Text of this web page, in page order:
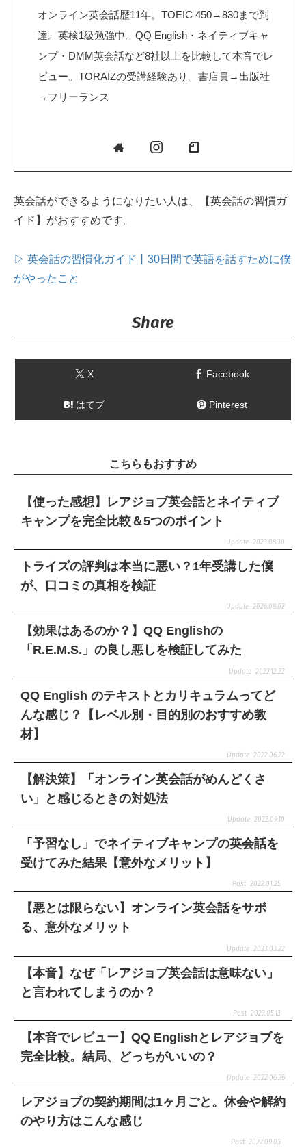
オンライン英会話歴11年。TOEIC 450→830まで到
達。英検1級勉強中。QQ English・ネイティブキャ
ンプ・DMM英会話など8社以上を比較して本音でレ
ビュー。TORAIZの受講経験あり。書店員→出版社
→フリーランス
英会話ができるようになりたい人は、【英会話の習慣ガ
イド】がおすすめです。
▷ 英会話の習慣化ガイド丨30日間で英語を話すために僕
がやったこと
Share
X Facebook
はてブ Pinterest
こちらもおすすめ
【使った感想】レアジョブ英会話とネイティブ
キャンプを完全比較＆5つのポイント
2023.08.30
トライズの評判は本当に悪い？1年受講した僕
が、口コミの真相を検証
2026.08.02
【効果はあるのか？】QQ Englishの
「R.E.M.S.」の良し悪しを検証してみた
2022.12.22
QQ English のテキストとカリキュラムってど
んな感じ？【レベル別・目的別のおすすめ教
材】
2022.06.22
【解決策】「オンライン英会話がめんどくさ
い」と感じるときの対処法
2022.09.10
「予習なし」でネイティブキャンプの英会話を
受けてみた結果【意外なメリット】
2022.01.25
【悪とは限らない】オンライン英会話をサボ
る、意外なメリット
2023.03.22
【本音】なぜ「レアジョブ英会話は意味ない」
と言われてしまうのか？
2023.05.13
【本音でレビュー】QQ Englishとレアジョブを
完全比較。結局、どっちがいいの？
2022.06.26
レアジョブの契約期間は1ヶ月ごと。休会や解約
のやり方はこんな感じ
2022.09.03